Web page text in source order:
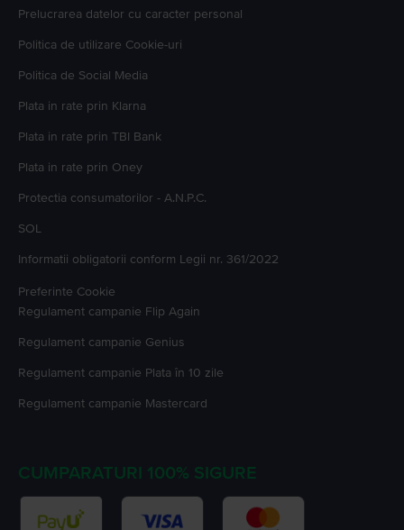
Prelucrarea datelor cu caracter personal
Politica de utilizare Cookie-uri
Politica de Social Media
Plata in rate prin Klarna
Plata in rate prin TBI Bank
Plata in rate prin Oney
Protectia consumatorilor - A.N.P.C.
SOL
Informatii obligatorii conform Legii nr. 361/2022
Preferinte Cookie
Regulament campanie Flip Again
Regulament campanie Genius
Regulament campanie Plata în 10 zile
Regulament campanie Mastercard
CUMPARATURI 100% SIGURE